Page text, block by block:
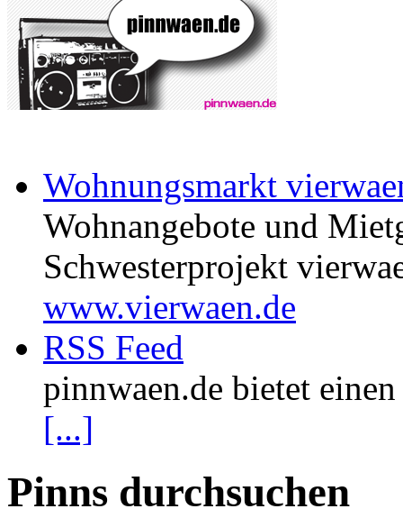
Wohnungsmarkt
Wohnangebote und
Schwesterprojekt
www.vierwaen.de
RSS Feed
pinnwaen.de bietet
[...]
Pinns durchsuchen